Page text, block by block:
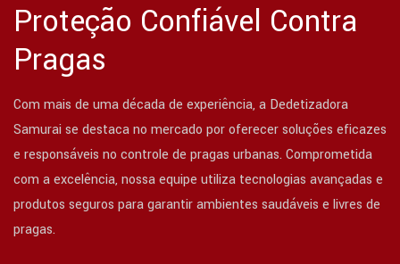
Proteção Confiável Contra
Pragas
Com mais de uma década de experiência, a Dedetizadora
Samurai se destaca no mercado por oferecer soluções eficazes
e responsáveis no controle de pragas urbanas. Comprometida
com a excelência, nossa equipe utiliza tecnologias avançadas e
produtos seguros para garantir ambientes saudáveis e livres de
pragas.